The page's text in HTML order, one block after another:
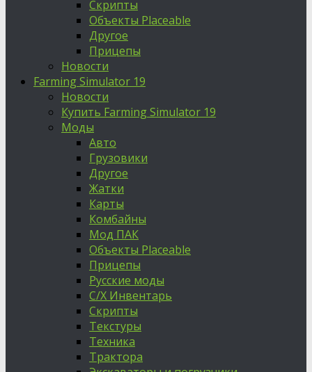
Скрипты
Объекты Placeable
Другое
Прицепы
Новости
Farming Simulator 19
Новости
Купить Farming Simulator 19
Моды
Авто
Грузовики
Другое
Жатки
Карты
Комбайны
Мод ПАК
Объекты Placeable
Прицепы
Русские моды
С/Х Инвентарь
Скрипты
Текстуры
Техника
Трактора